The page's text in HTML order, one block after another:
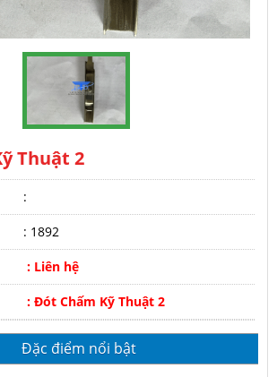
Thuật 2
:
: 1892
: Liên hệ
: Đót Chấm Kỹ Thuật 2
Đặc điểm nổi bật